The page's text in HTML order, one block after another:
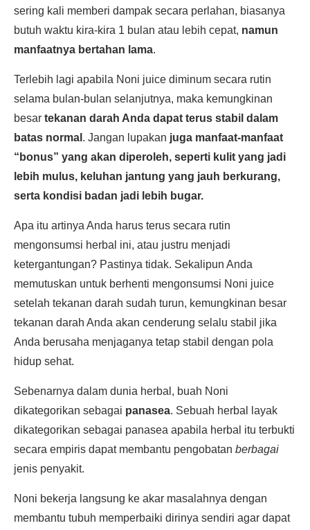
sering kali memberi dampak secara perlahan, biasanya
butuh waktu kira-kira 1 bulan atau lebih cepat, namun
manfaatnya bertahan lama.
Terlebih lagi apabila Noni juice diminum secara rutin
selama bulan-bulan selanjutnya, maka kemungkinan
besar tekanan darah Anda dapat terus stabil dalam
batas normal . Jangan lupakan juga manfaat-manfaat
“bonus” yang akan diperoleh, seperti kulit yang jadi
lebih mulus, keluhan jantung yang jauh berkurang,
serta kondisi badan jadi lebih bugar.
Apa itu artinya Anda harus terus secara rutin
mengonsumsi herbal ini, atau justru menjadi
ketergantungan? Pastinya tidak. Sekalipun Anda
memutuskan untuk berhenti mengonsumsi Noni juice
setelah tekanan darah sudah turun, kemungkinan besar
tekanan darah Anda akan cenderung selalu stabil jika
Anda berusaha menjaganya tetap stabil dengan pola
hidup sehat.
Sebenarnya dalam dunia herbal, buah Noni
dikategorikan sebagai panasea. Sebuah herbal layak
dikategorikan sebagai panasea apabila herbal itu terbukti
secara empiris dapat membantu pengobatan berbagai
jenis penyakit.
Noni bekerja langsung ke akar masalahnya dengan
membantu tubuh memperbaiki dirinya sendiri agar dapat